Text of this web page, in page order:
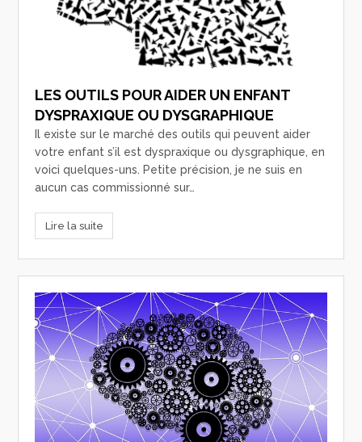
LES OUTILS POUR AIDER UN ENFANT
DYSPRAXIQUE OU DYSGRAPHIQUE
Il existe sur le marché des outils qui peuvent aider
votre enfant s’il est dyspraxique ou dysgraphique, en
voici quelques-uns. Petite précision, je ne suis en
aucun cas commissionné sur…
Lire la suite